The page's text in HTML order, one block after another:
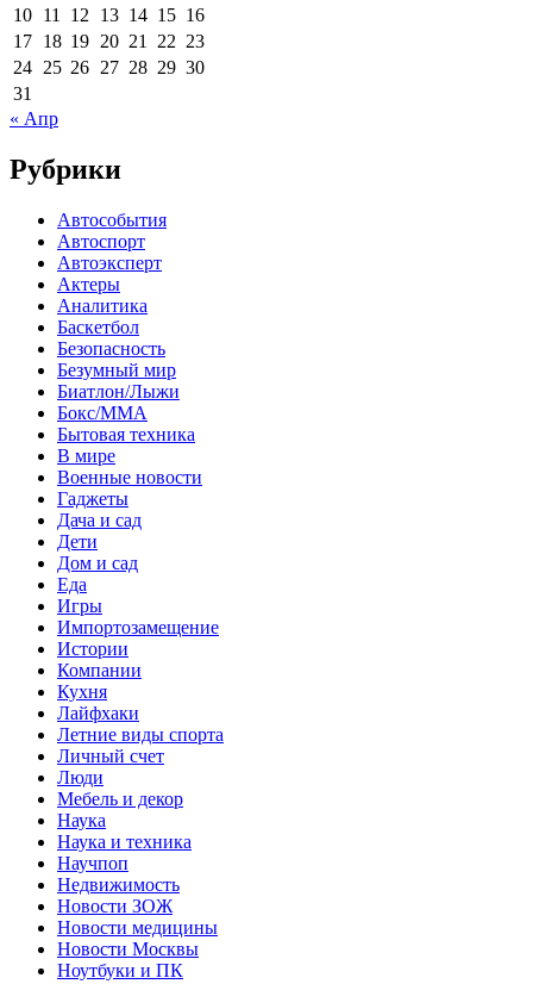
10 11 12 13 14 15 16
17 18 19 20 21 22 23
24 25 26 27 28 29 30
31
« Апр
Рубрики
Автособытия
Автоспорт
Автоэксперт
Актеры
Аналитика
Баскетбол
Безопасность
Безумный мир
Биатлон/Лыжи
Бокс/MMA
Бытовая техника
В мире
Военные новости
Гаджеты
Дача и сад
Дети
Дом и сад
Еда
Игры
Импортозамещение
Истории
Компании
Кухня
Лайфхаки
Летние виды спорта
Личный счет
Люди
Мебель и декор
Наука
Наука и техника
Научпоп
Недвижимость
Новости ЗОЖ
Новости медицины
Новости Москвы
Ноутбуки и ПК